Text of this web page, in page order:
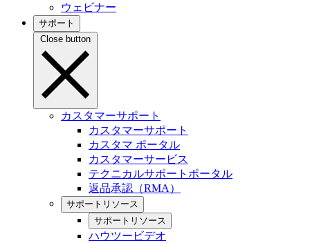
ウェビナー
サポート
Close button
カスタマーサポート
カスタマーサポート
カスタマ ポータル
カスタマーサービス
テクニカルサポートポータル
返品承認（RMA）
サポートリソース
サポートリソース
ハウツービデオ